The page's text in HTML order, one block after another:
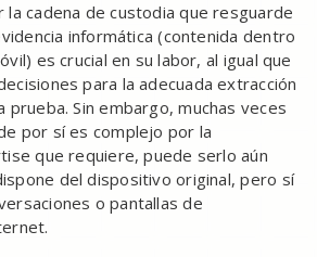
la cadena de custodia que resguarde
informática (contenida dentro
es crucial en su labor, al igual que
para la adecuada extracción
prueba. Sin embargo, muchas veces
por sí es complejo por la
que requiere, puede serlo aún
del dispositivo original, pero sí
o pantallas de